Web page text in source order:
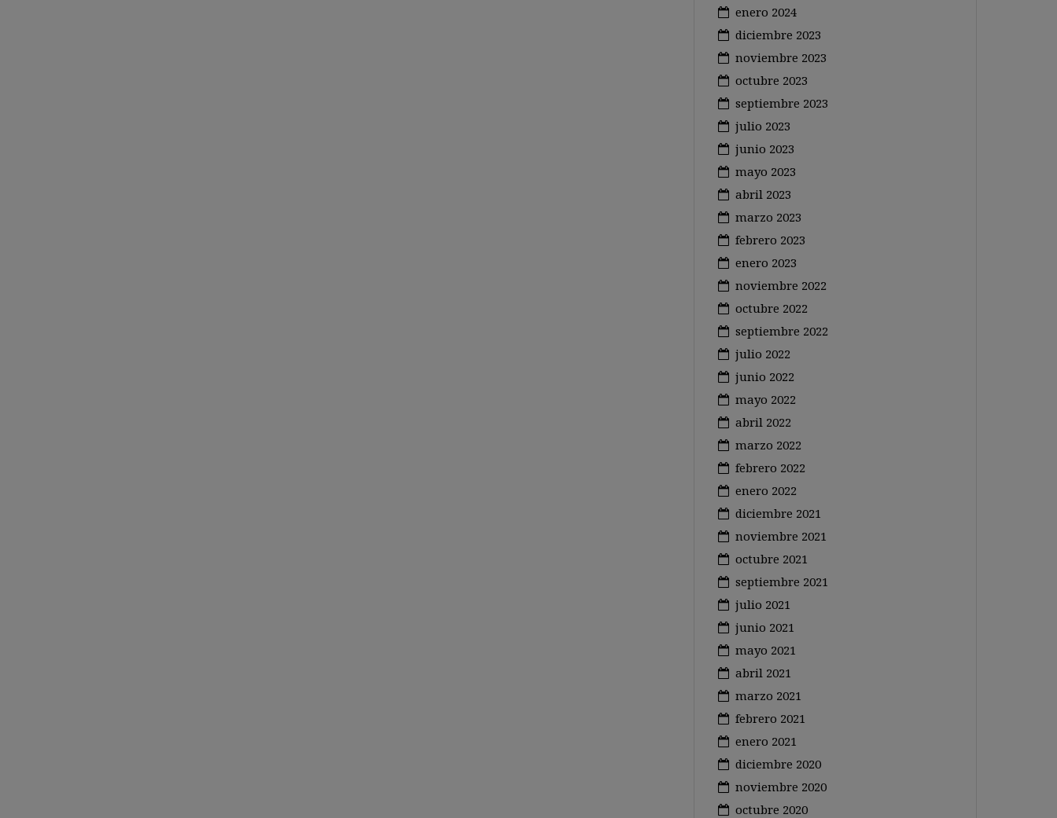
enero 2024
diciembre 2023
noviembre 2023
octubre 2023
septiembre 2023
julio 2023
junio 2023
mayo 2023
abril 2023
marzo 2023
febrero 2023
enero 2023
noviembre 2022
octubre 2022
septiembre 2022
julio 2022
junio 2022
mayo 2022
abril 2022
marzo 2022
febrero 2022
enero 2022
diciembre 2021
noviembre 2021
octubre 2021
septiembre 2021
julio 2021
junio 2021
mayo 2021
abril 2021
marzo 2021
febrero 2021
enero 2021
diciembre 2020
noviembre 2020
octubre 2020